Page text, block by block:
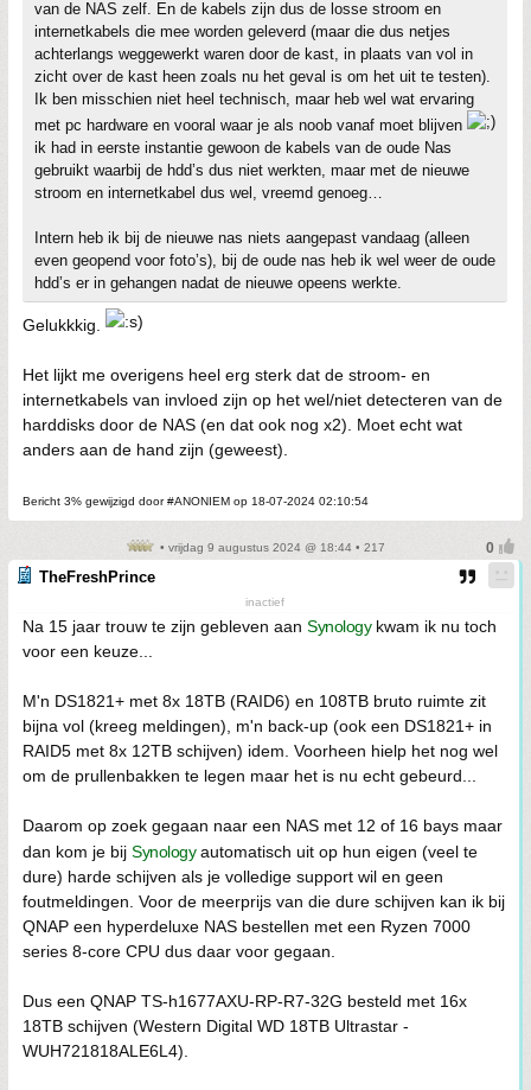
van de NAS zelf. En de kabels zijn dus de losse stroom en
internetkabels die mee worden geleverd (maar die dus netjes
achterlangs weggewerkt waren door de kast, in plaats van vol in
zicht over de kast heen zoals nu het geval is om het uit te testen).
Ik ben misschien niet heel technisch, maar heb wel wat ervaring
met pc hardware en vooral waar je als noob vanaf moet blijven
ik had in eerste instantie gewoon de kabels van de oude Nas
gebruikt waarbij de hdd’s dus niet werkten, maar met de nieuwe
stroom en internetkabel dus wel, vreemd genoeg…
Intern heb ik bij de nieuwe nas niets aangepast vandaag (alleen
even geopend voor foto’s), bij de oude nas heb ik wel weer de oude
hdd’s er in gehangen nadat de nieuwe opeens werkte.
Gelukkkig.
Het lijkt me overigens heel erg sterk dat de stroom- en
internetkabels van invloed zijn op het wel/niet detecteren van de
harddisks door de NAS (en dat ook nog x2). Moet echt wat
anders aan de hand zijn (geweest).
Bericht 3% gewijzigd door #ANONIEM op 18-07-2024 02:10:54
• vrijdag 9 augustus 2024 @ 18:44 • 217
TheFreshPrince
inactief
Na 15 jaar trouw te zijn gebleven aan Synologykwam ik nu toch
voor een keuze...
M'n DS1821+ met 8x 18TB (RAID6) en 108TB bruto ruimte zit
bijna vol (kreeg meldingen), m'n back-up (ook een DS1821+ in
RAID5 met 8x 12TB schijven) idem. Voorheen hielp het nog wel
om de prullenbakken te legen maar het is nu echt gebeurd...
Daarom op zoek gegaan naar een NAS met 12 of 16 bays maar
dan kom je bij Synologyautomatisch uit op hun eigen (veel te
dure) harde schijven als je volledige support wil en geen
foutmeldingen. Voor de meerprijs van die dure schijven kan ik bij
QNAP een hyperdeluxe NAS bestellen met een Ryzen 7000
series 8-core CPU dus daar voor gegaan.
Dus een QNAP TS-h1677AXU-RP-R7-32G besteld met 16x
18TB schijven (Western Digital WD 18TB Ultrastar -
WUH721818ALE6L4).